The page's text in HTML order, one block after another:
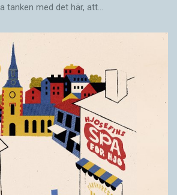
tanken med det här, att…